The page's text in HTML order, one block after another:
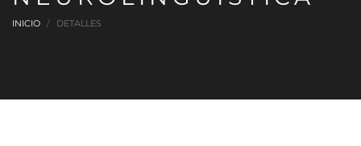
INICIO DETALLES